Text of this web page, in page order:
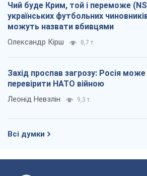
Чий буде Крим, той і переможе
українських футбольних
можуть назвати вбивцями
Олександр Кірш 8,7 т.
Захід проспав загрозу: Росія може
перевірити НАТО війною
Леонід Невзлін 9,3 т.
Всі думки